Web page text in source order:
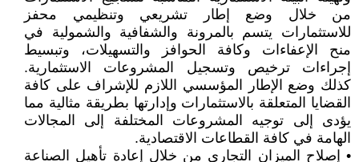
من خلال وضع إطار تشريعي وتنظيمي محفز
للاستثمارات يتسم بالمرونة والشفافية والشمولية في
منح الإعفاءات وكافة الحوافز والتسهيلات، وتبسيط
إجراءات ترخيص وتسجيل المشروعات الاستثمارية.
كذلك وضع الإطار المؤسسي اللازم للإشراف على كافة
القضايا المتعلقة بالاستثمارات وإدارتها بطريقة مثالية مما
يؤدى إلى توجيه المشروعات المختلفة إلى المجالات
الهامة في كافة القطاعات الاقتصادية.
• إصلاح الميزان التجاري من خلال إعادة تأهيل الصناعة